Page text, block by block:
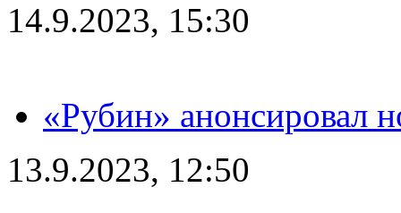
14.9.2023, 15:30
«Рубин» анонсировал
13.9.2023, 12:50